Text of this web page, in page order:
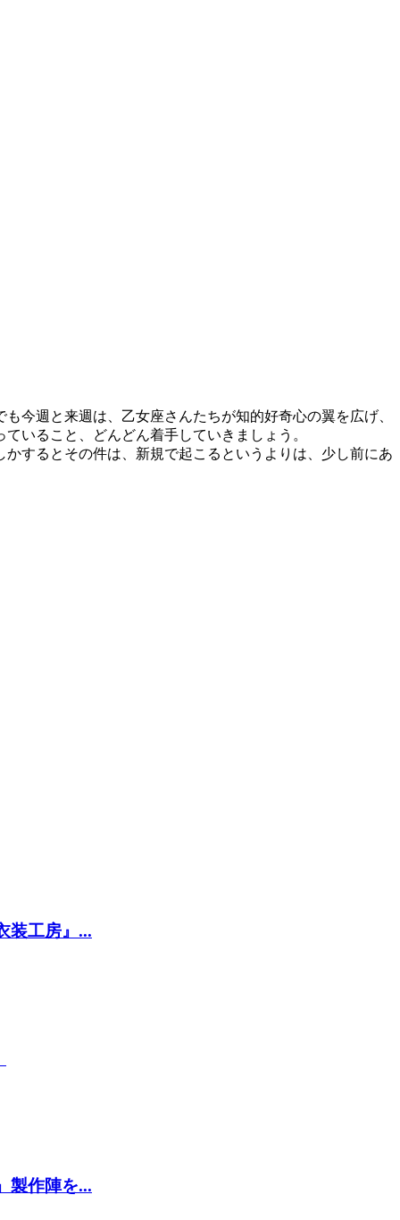
今週と来週は、乙女座さんたちが知的好奇心の翼を広げ、
いること、どんどん着手していきましょう。
するとその件は、新規で起こるというよりは、少し前にあ
装工房』...
製作陣を...